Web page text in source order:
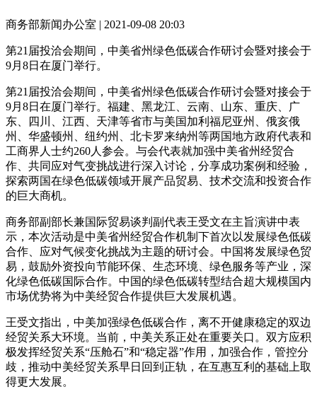
商务部新闻办公室 | 2021-09-08 20:03
第21届投洽会期间，中美省州绿色低碳合作研讨会暨对接会于
9月8日在厦门举行。
第21届投洽会期间，中美省州绿色低碳合作研讨会暨对接会于
9月8日在厦门举行。福建、黑龙江、云南、山东、重庆、广
东、四川、江西、天津等省市与美国加利福尼亚州、俄亥俄
州、华盛顿州、纽约州、北卡罗来纳州等两国地方政府代表和
工商界人士约260人参会。与会代表就加强中美省州经贸合
作、共同应对气变挑战进行深入讨论，分享成功案例和经验，
探索两国在绿色低碳领域开展产品贸易、技术交流和投资合作
的巨大商机。
商务部副部长兼国际贸易谈判副代表王受文在主旨演讲中表
示，本次活动是中美省州经贸合作机制下首次以发展绿色低碳
合作、应对气候变化挑战为主题的研讨会。中国将发展绿色贸
易，鼓励外资投向节能环保、生态环境、绿色服务等产业，深
化绿色低碳国际合作。中国的绿色低碳转型结合超大规模国内
市场优势将为中美经贸合作提供巨大发展机遇。
王受文指出，中美加强绿色低碳合作，离不开健康稳定的双边
经贸关系大环境。当前，中美关系正处在重要关口。双方应积
极发挥经贸关系“压舱石”和“稳定器”作用，加强合作，管控分
歧，推动中美经贸关系早日回到正轨，在互惠互利的基础上取
得更大发展。